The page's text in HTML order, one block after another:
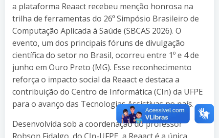
a plataforma Reaact recebeu menção honrosa na
trilha de ferramentas do 26º Simpósio Brasileiro de
Computação Aplicada à Saúde (SBCAS 2026). O
evento, um dos principais fóruns de divulgação
científica do setor no Brasil, ocorreu entre 1º e 4 de
junho em Ouro Preto (MG). Esse reconhecimento
reforça o impacto social da Reaact e destaca a
contribuição do Centro de Informática (CIn) da UFPE
para o avanço das Tecnologias Assistivas no país.
Desenvolvida sob a coordenação do professor
Robson Fidalgo, do CIn-UFPE, a Reaact é a única